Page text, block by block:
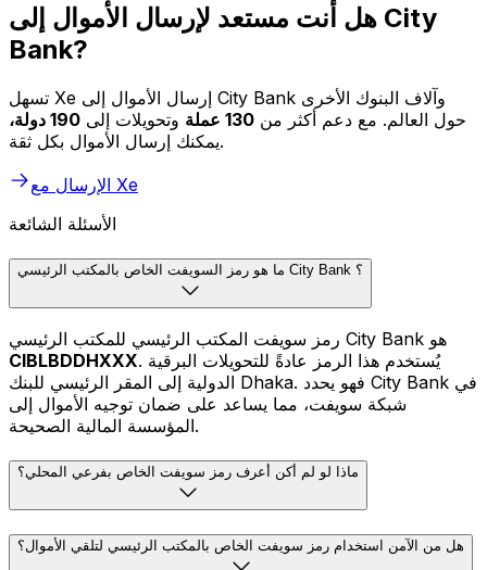
هل أنت مستعد لإرسال الأموال إلى City
Bank?
تسهل Xe إرسال الأموال إلى City Bank وآلاف البنوك الأخرى
حول العالم. مع دعم أكثر من 130 عملة وتحويلات إلى 190 دولة،
يمكنك إرسال الأموال بكل ثقة.
الإرسال مع Xe
الأسئلة الشائعة
ما هو رمز السويفت الخاص بالمكتب الرئيسي City Bank ؟
رمز سويفت المكتب الرئيسي للمكتب الرئيسي City Bank هو
CIBLBDDHXXX. يُستخدم هذا الرمز عادةً للتحويلات البرقية
الدولية إلى المقر الرئيسي للبنك Dhaka. فهو يحدد City Bank في
شبكة سويفت، مما يساعد على ضمان توجيه الأموال إلى
المؤسسة المالية الصحيحة.
ماذا لو لم أكن أعرف رمز سويفت الخاص بفرعي المحلي؟
هل من الآمن استخدام رمز سويفت الخاص بالمكتب الرئيسي لتلقي الأموال؟